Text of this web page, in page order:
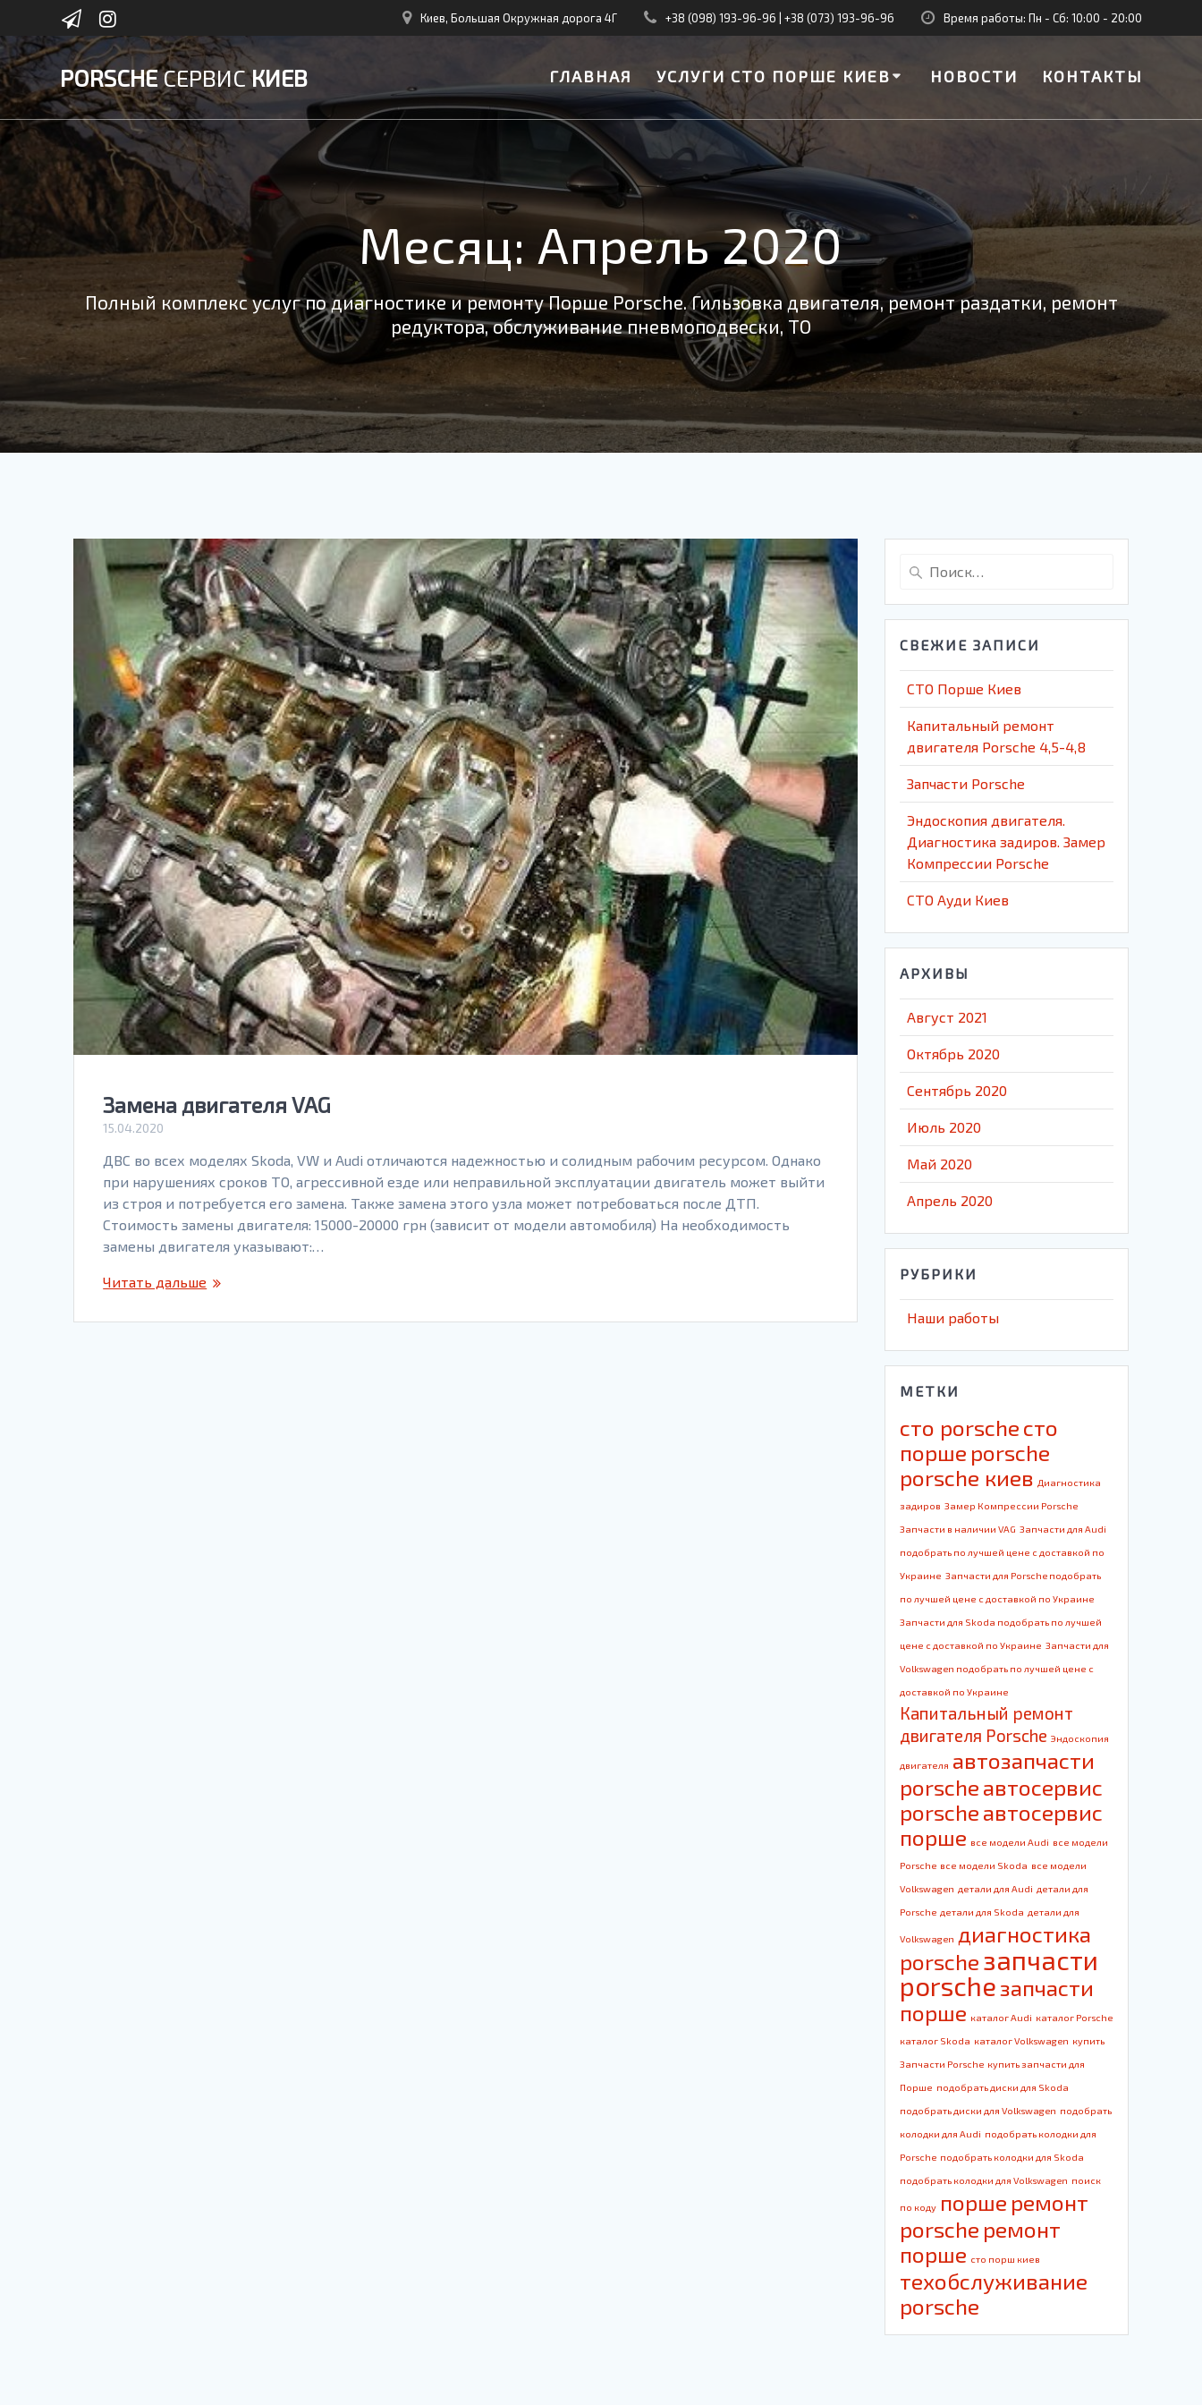
content
Киев, Большая Окружная дорога 4Г +38 (098) 193-96-96 +38 (073) 193-96-96 Время работы: Пн - Сб: 10:00 - 20:00
PORSCHEСЕРВИСКИЕВ ГЛАВНАЯ УСЛУГИ СТО ПОРШЕ КИЕВ НОВОСТИ КОНТАКТЫ
Месяц: Апрель 2020
Полный комплекс услуг по диагностике и ремонту Порше Porsche. Гильзовка двигателя, ремонт раздатки, ремонт
редуктора, обслуживание пневмоподвески, ТО
Замена двигателя VAG
15.04.2020
ДВС во всех моделях Skoda, VW и Audi отличаются надежностью и солидным рабочим ресурсом. Однако
при нарушениях сроков ТО, агрессивной езде или неправильной эксплуатации двигатель может выйти
из строя и потребуется его замена. Также замена этого узла может потребоваться после ДТП.
Стоимость замены двигателя: 15000-20000 грн (зависит от модели автомобиля) На необходимость
замены двигателя указывают:…
Читать дальше
Найти:
СВЕЖИЕ ЗАПИСИ
СТО Порше Киев
Капитальный ремонт
двигателя Porsche 4,5-4,8
Запчасти Porsche
Эндоскопия двигателя.
Диагностика задиров. Замер
Компрессии Porsche
СТО Ауди Киев
АРХИВЫ
Август 2021
Октябрь 2020
Сентябрь 2020
Июль 2020
Май 2020
Апрель 2020
РУБРИКИ
Наши работы
МЕТКИ
cто porsche cто
порше porsche
porsche киев Диагностика
задиров Замер Компрессии Porsche
Запчасти в наличии VAG Запчасти для Audi
подобрать по лучшей цене с доставкой по
Украине Запчасти для Porsche подобрать
по лучшей цене с доставкой по Украине
Запчасти для Skoda подобрать по лучшей
цене с доставкой по Украине Запчасти для
Volkswagen подобрать по лучшей цене с
доставкой по Украине
Капитальный ремонт
двигателя Porsche Эндоскопия
двигателя автозапчасти
porsche автосервис
porsche автосервис
порше все модели Audi все модели
Porsche все модели Skoda все модели
Volkswagen детали для Audi детали для
Porsche детали для Skoda детали для
Volkswagen диагностика
porsche запчасти
porsche запчасти
порше каталог Audi каталог Porsche
каталог Skoda каталог Volkswagen купить
Запчасти Porsche купить запчасти для
Порше подобрать диски для Skoda
подобрать диски для Volkswagen подобрать
колодки для Audi подобрать колодки для
Porsche подобрать колодки для Skoda
подобрать колодки для Volkswagen поиск
по коду порше ремонт
porsche ремонт
порше сто порш киев
техобслуживание
porsche